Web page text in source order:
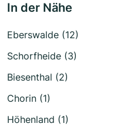
In der Nähe
Eberswalde (12)
Schorfheide (3)
Biesenthal (2)
Chorin (1)
Höhenland (1)